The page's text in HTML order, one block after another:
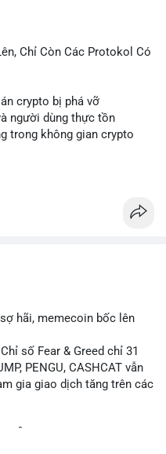
Chỉ Còn Các Protokol Có
crypto bị phá vỡ
người dùng thực tồn
trong không gian crypto
hãi, memecoin bốc lên
số Fear & Greed chỉ 31
PENGU, CASHCAT vẫn
gia giao dịch tăng trên các
trong tìm kiếm Việt Nam